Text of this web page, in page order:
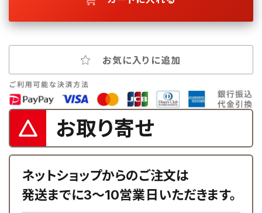
お気に入りに追加
お取り寄せ
ネットショップからのご注文は
発送までに3～10営業日いただきます。